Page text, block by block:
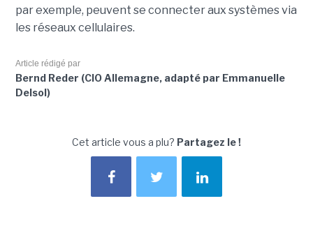
par exemple, peuvent se connecter aux systèmes via
les réseaux cellulaires.
Article rédigé par
Bernd Reder (CIO Allemagne, adapté par Emmanuelle
Delsol)
Cet article vous a plu? Partagez le !